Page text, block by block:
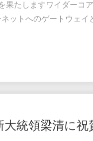
果たしますワイダーコ
ットへのゲートウェ
るトラフィックを処理
統領梁清に祝